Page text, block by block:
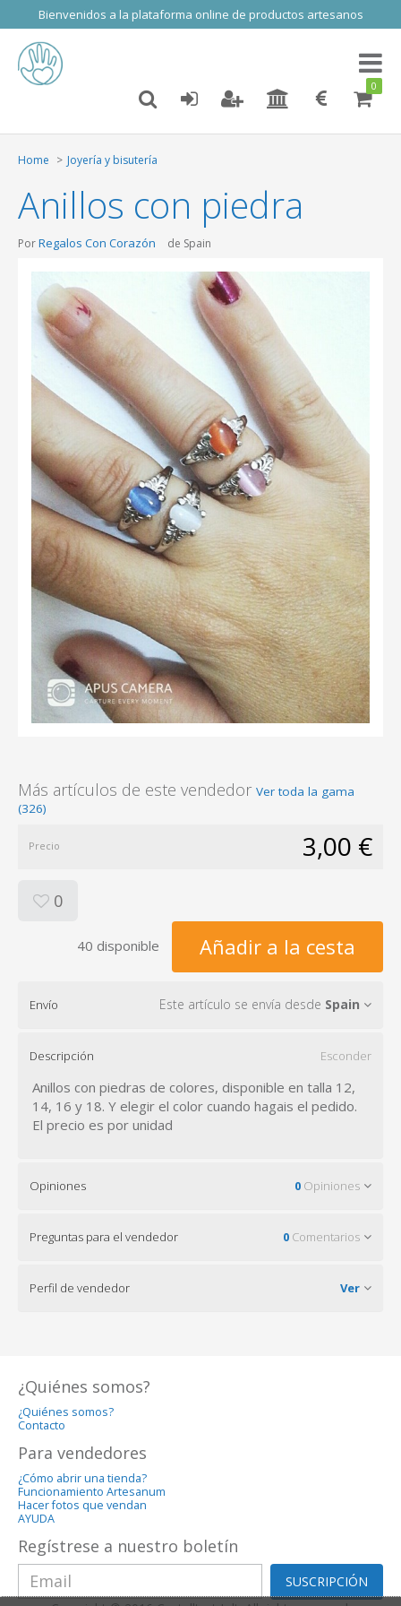
Bienvenidos a la plataforma online de productos artesanos
Toggle
0
Home Joyería y bisutería
Anillos con piedra
PorRegalos Con Corazón de Spain
Más artículos de este vendedor Ver toda la gama
(326)
Precio 3,00 €
0
40 disponible Añadir a la cesta
Envío Este artículo se envía desde Spain
Descripción Esconder
Anillos con piedras de colores, disponible en talla 12,
14, 16 y 18. Y elegir el color cuando hagais el pedido.
El precio es por unidad
Opiniones 0 Opiniones
Preguntas para el vendedor 0 Comentarios
Perfil de vendedor Ver
¿Quiénes somos?
¿Quiénes somos?
Contacto
Para vendedores
¿Cómo abrir una tienda?
Funcionamiento Artesanum
Hacer fotos que vendan
AYUDA
Regístrese a nuestro boletín
SUSCRIPCIÓN